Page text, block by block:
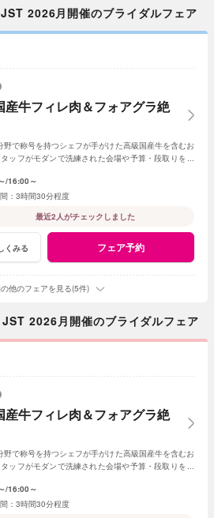
2026月開催のブライダルフェア
産牛フィレ肉＆フォアグラ絶
野で称号を持つシェフが手がけた高級国産牛を含むお
ッフがモダンで洗練された会場や予算・段取りをご
16:00～
3時間30分程度
最近2人がチェックしました
くみる フェア予約
他のフェアを見る(5件)
2026月開催のブライダルフェア
産牛フィレ肉＆フォアグラ絶
野で称号を持つシェフが手がけた高級国産牛を含むお
ッフがモダンで洗練された会場や予算・段取りをご
16:00～
3時間30分程度